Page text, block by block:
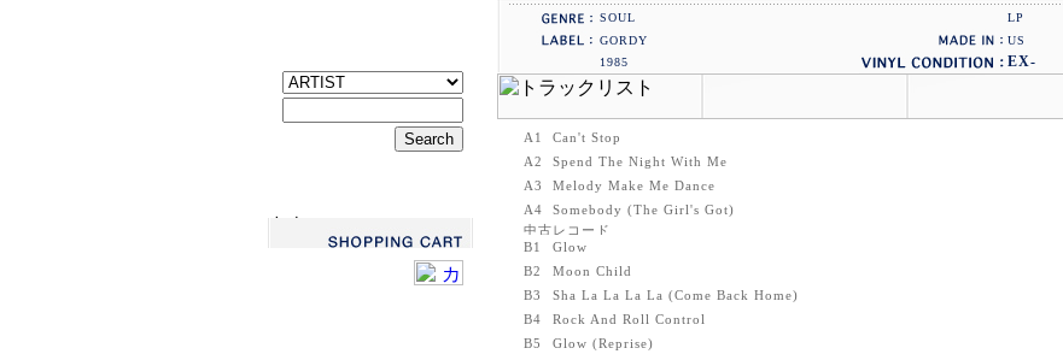
SOUL
LP
GORDY
US
1985 EX-
A1
Can't Stop
A2
Spend The Night With Me
A3
Melody Make Me Dance
A4
Somebody (The Girl's Got)
B1
Glow
B2
Moon Child
B3
Sha La La La La (Come Back Home)
B4
Rock And Roll Control
B5
Glow (Reprise)